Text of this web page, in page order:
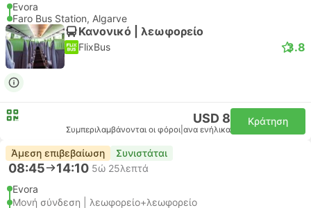
Evora
Faro Bus Station, Algarve
Κανονικό | λεωφορείο
FlixBus 3.8
USD 8
Συμπεριλαμβάνονται οι φόροι ανα ενήλικα
Κράτηση
Άμεση επιβεβαίωση Συνιστάται
08:45 14:10 5ώ 25λεπτά
Evora
Μονή σύνδεση | λεωφορείο+λεωφορείο